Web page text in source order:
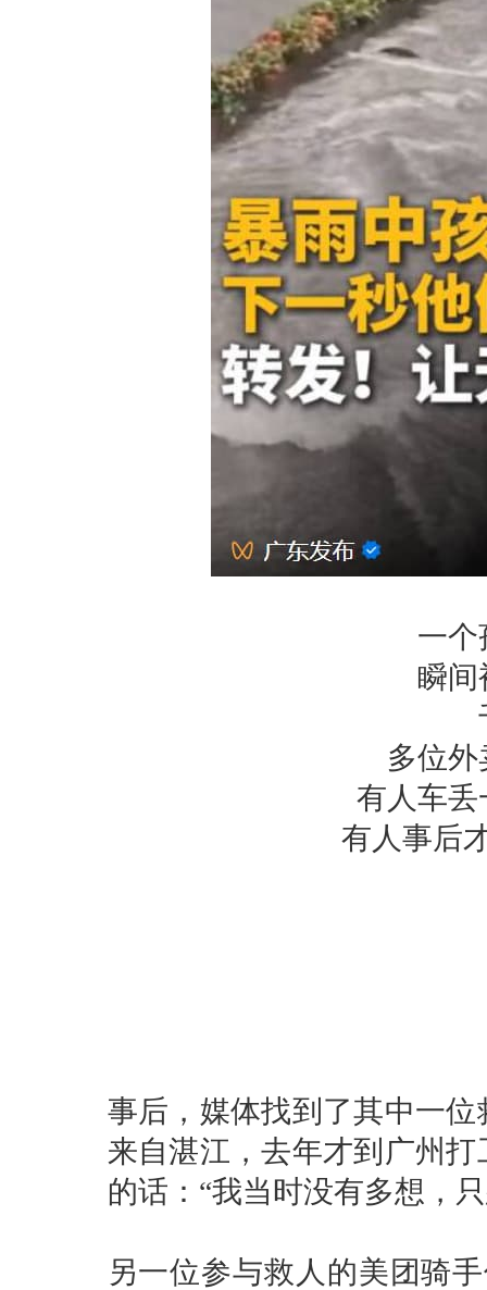
一个
瞬间
多位
有人车丢
有人事后
事后，媒体找到了其中一
来自湛江，去年才到广州
的话：“我当时没有多想，
另一位参与救人的美团骑